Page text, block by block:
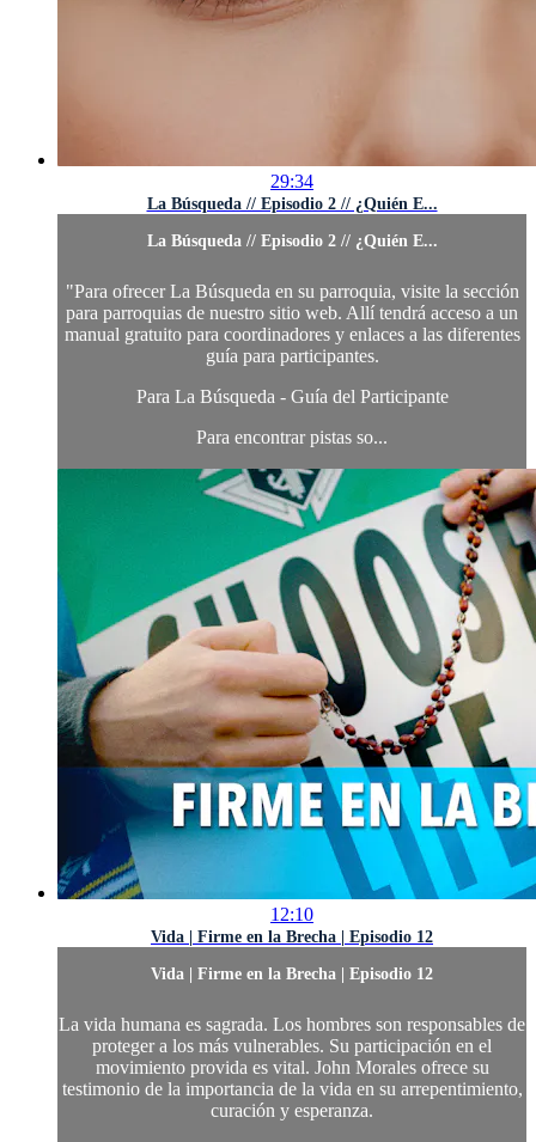
29:34
La Búsqueda // Episodio 2 // ¿Quién E...
La Búsqueda // Episodio 2 // ¿Quién E...
"Para ofrecer La Búsqueda en su parroquia, visite la sección
para parroquias de nuestro sitio web. Allí tendrá acceso a un
manual gratuito para coordinadores y enlaces a las diferentes
guía para participantes.
Para La Búsqueda - Guía del Participante
Para encontrar pistas so...
12:10
Vida | Firme en la Brecha | Episodio 12
Vida | Firme en la Brecha | Episodio 12
La vida humana es sagrada. Los hombres son responsables de
proteger a los más vulnerables. Su participación en el
movimiento provida es vital. John Morales ofrece su
testimonio de la importancia de la vida en su arrepentimiento,
curación y esperanza.